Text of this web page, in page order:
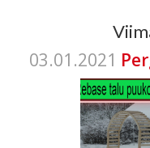
03.01.2021